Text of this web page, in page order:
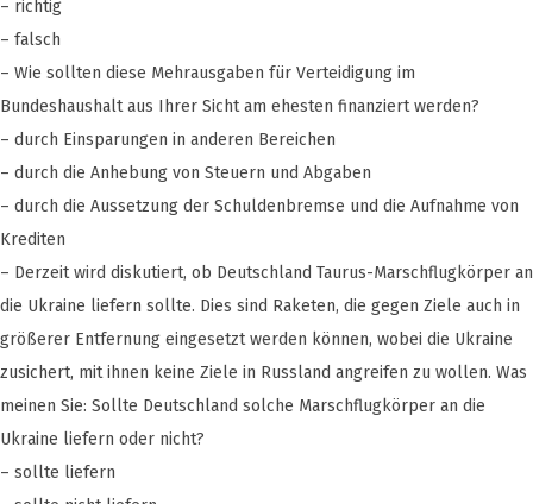
– richtig
– falsch
– Wie sollten diese Mehrausgaben für Verteidigung im
Bundeshaushalt aus Ihrer Sicht am ehesten finanziert werden?
– durch Einsparungen in anderen Bereichen
– durch die Anhebung von Steuern und Abgaben
– durch die Aussetzung der Schuldenbremse und die Aufnahme von
Krediten
– Derzeit wird diskutiert, ob Deutschland Taurus-Marschflugkörper an
die Ukraine liefern sollte. Dies sind Raketen, die gegen Ziele auch in
größerer Entfernung eingesetzt werden können, wobei die Ukraine
zusichert, mit ihnen keine Ziele in Russland angreifen zu wollen. Was
meinen Sie: Sollte Deutschland solche Marschflugkörper an die
Ukraine liefern oder nicht?
– sollte liefern